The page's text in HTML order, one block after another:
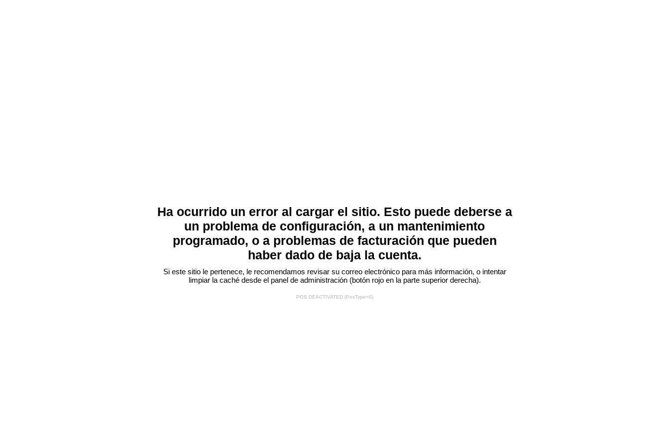
Ha ocurrido un error al cargar el sitio. Esto puede deberse a
un problema de configuración, a un mantenimiento
programado, o a problemas de facturación que pueden
haber dado de baja la cuenta.
Si este sitio le pertenece, le recomendamos revisar su correo electrónico para más información, o intentar
limpiar la caché desde el panel de administración (botón rojo en la parte superior derecha).
POS DEACTIVATED (PosType=0)